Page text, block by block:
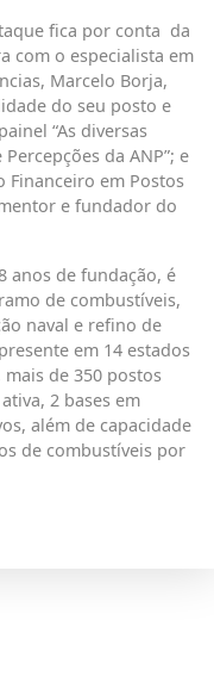
fica por conta da
com o especialista em
Marcelo Borja,
do seu posto e
“As diversas
da ANP”; e
Financeiro em Postos
e fundador do
anos de fundação, é
de combustíveis,
naval e refino de
em 14 estados
de 350 postos
2 bases em
além de capacidade
de combustíveis por